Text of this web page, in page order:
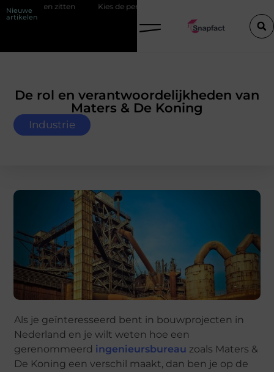
Nieuwe
artikelen
zitten Kies de perfecte tussenjas voor heren
De rol en verantwoordelijkheden van
Maters & De Koning
Industrie
Als je geïnteresseerd bent in bouwprojecten in
Nederland en je wilt weten hoe een
gerenommeerd ingenieursbureau zoals Maters &
De Koning een verschil maakt, dan ben je op de